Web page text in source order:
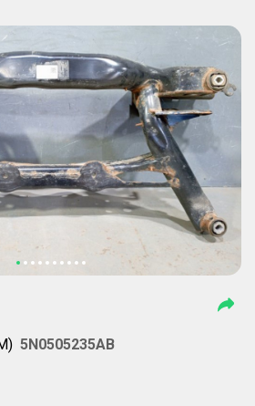
5N0505235AB